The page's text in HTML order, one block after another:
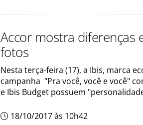
Accor mostra diferenças
fotos
Nesta terça-feira (17), a Ibis, marca
campanha "Pra você, você e você"
e Ibis Budget possuem
18/10/2017 às 10h42